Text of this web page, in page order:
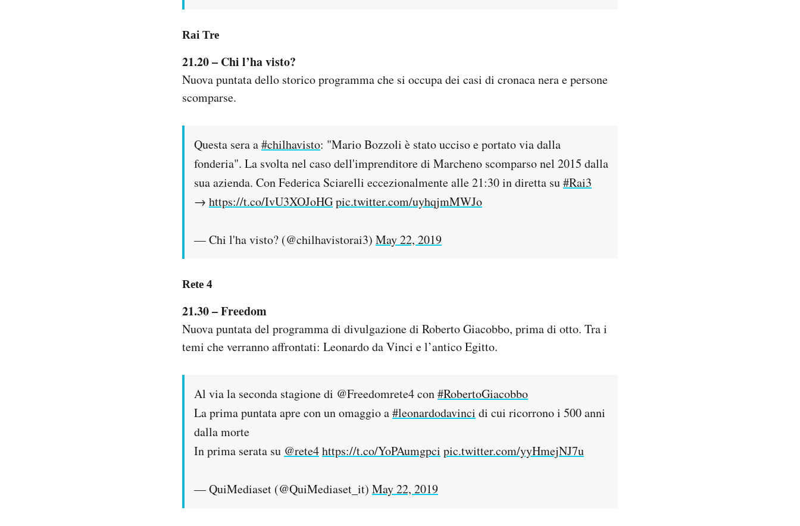
Rai Tre
21.20 – Chi l’ha visto?
Nuova puntata dello storico programma che si occupa dei casi di cronaca nera e persone
scomparse.
Questa sera a#chilhavisto: "Mario Bozzoli è stato ucciso e portato via dalla
fonderia". La svolta nel caso dell'imprenditore di Marcheno scomparso nel 2015 dalla
sua azienda. Con Federica Sciarelli eccezionalmente alle 21:30 in diretta su#Rai3
→ https://t.co/IvU3XOJoHGpic.twitter.com/uyhqjmMWJo
— Chi l'ha visto? (@chilhavistorai3) May 22, 2019
Rete 4
21.30 – Freedom
Nuova puntata del programma di divulgazione di Roberto Giacobbo, prima di otto. Tra i
temi che verranno affrontati: Leonardo da Vinci e l’antico Egitto.
Al via la seconda stagione di @Freedomrete4 con#RobertoGiacobbo
La prima puntata apre con un omaggio a#leonardodavinci di cui ricorrono i 500 anni
dalla morte
In prima serata su @rete4https://t.co/YoPAumgpci pic.twitter.com/yyHmejNJ7u
— QuiMediaset (@QuiMediaset_it) May 22, 2019